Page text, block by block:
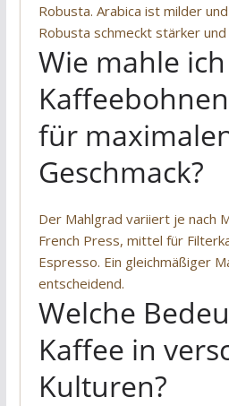
Robusta. Arabica ist milder
Robusta schmeckt stärker
Wie mahle ich
für
Geschmack?
Der Mahlgrad variiert je nach
French Press, mittel für
Espresso. Ein gleichmäßiger
entscheidend.
Welche
Kaffee in
Kulturen?